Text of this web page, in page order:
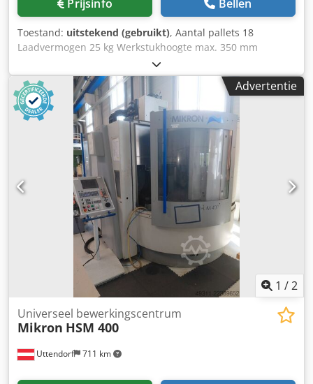
Prijsinfo Bellen
Toestand: uitstekend (gebruikt), Aantal pallets 18
Laadvermogen 25 kg Werkstukhoogte max. 350 mm
Werkstukdiameter max. 230 mm Diverse accessoires
MARCELS MACHINES AG Dkodpfxeilp Euj Amtor
Advertentie
1 /2
Uttendorf 711 km
Universeel bewerkingscentrum
Mikron HSM 400